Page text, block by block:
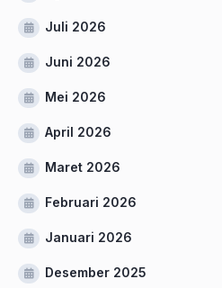
Juli 2026
Juni 2026
Mei 2026
April 2026
Maret 2026
Februari 2026
Januari 2026
Desember 2025